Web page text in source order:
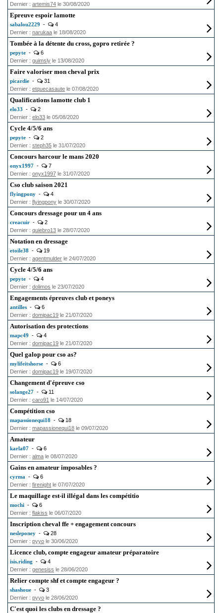
Dernier : artemis74 le 30/08/2020
Epreuve espoir lamotte
sabalou2229 -
4
Dernier : narukaa le 18/08/2020
Tombée à la détente du cross, gopro retirée ?
pepyte -
6
Dernier : guimsly le 13/08/2020
Faire valoriser mon cheval prix
picardie -
31
Dernier : etquecasaute le 07/08/2020
Qualifications lamotte club 1
elo33 -
2
Dernier : elo33 le 05/08/2020
Cycle 4/5/6 ans
pepyte -
2
Dernier : steph35 le 31/07/2020
Concours harcour le mans 2020
onyx1997 -
7
Dernier : onyx1997 le 31/07/2020
Cso club saison 2021
flyingpony -
4
Dernier : flyingpony le 30/07/2020
Concours dressage pour un 4 ans
creacuir -
2
Dernier : quiebro13 le 28/07/2020
Notation en dressage
etoile38 -
19
Dernier : agentmulder le 24/07/2020
Cycle 4/5/6 ans
pepyte -
4
Dernier : dolimos le 23/07/2020
Engagements épreuves club et poneys
antilles -
6
Dernier : domipac19 le 21/07/2020
Autorisation des protections
mapc49 -
4
Dernier : domipac19 le 21/07/2020
Quel galop pour cso as?
mylifeitshorse -
6
Dernier : domipac19 le 19/07/2020
Changement d'épreuve cso
solange27 -
11
Dernier : caro91 le 14/07/2020
Compétition cso
mapassionequi18 -
18
Dernier : mapassionequi18 le 09/07/2020
Amateur
karla07 -
6
Dernier : alma le 08/07/2020
Gains en amateur imposables ?
cyrma -
6
Dernier : firenight le 07/07/2020
Le maquillage est-il illégal dans les compétitio
mochi -
6
Dernier : flakiss le 06/07/2020
Inscription cheval ffe + engagement concours
nesleponey -
28
Dernier : pyyo le 30/06/2020
Licence club, compte engageur amateur préparatoire
isis.riding -
4
Dernier : genesiss le 28/06/2020
Relier compte shf et compte engageur ?
shashoue -
3
Dernier : pyyo le 28/06/2020
C'est quoi les clubs en dressage ?